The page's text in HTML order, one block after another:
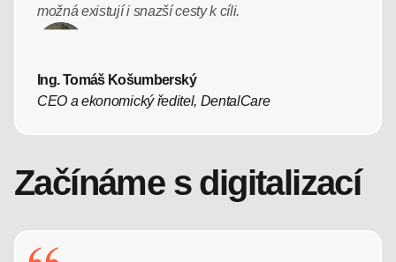
možná existují i snazší cesty k cíli.
Ing. Tomáš Košumberský
CEO a ekonomický ředitel, DentalCare
Začínáme s digitalizací